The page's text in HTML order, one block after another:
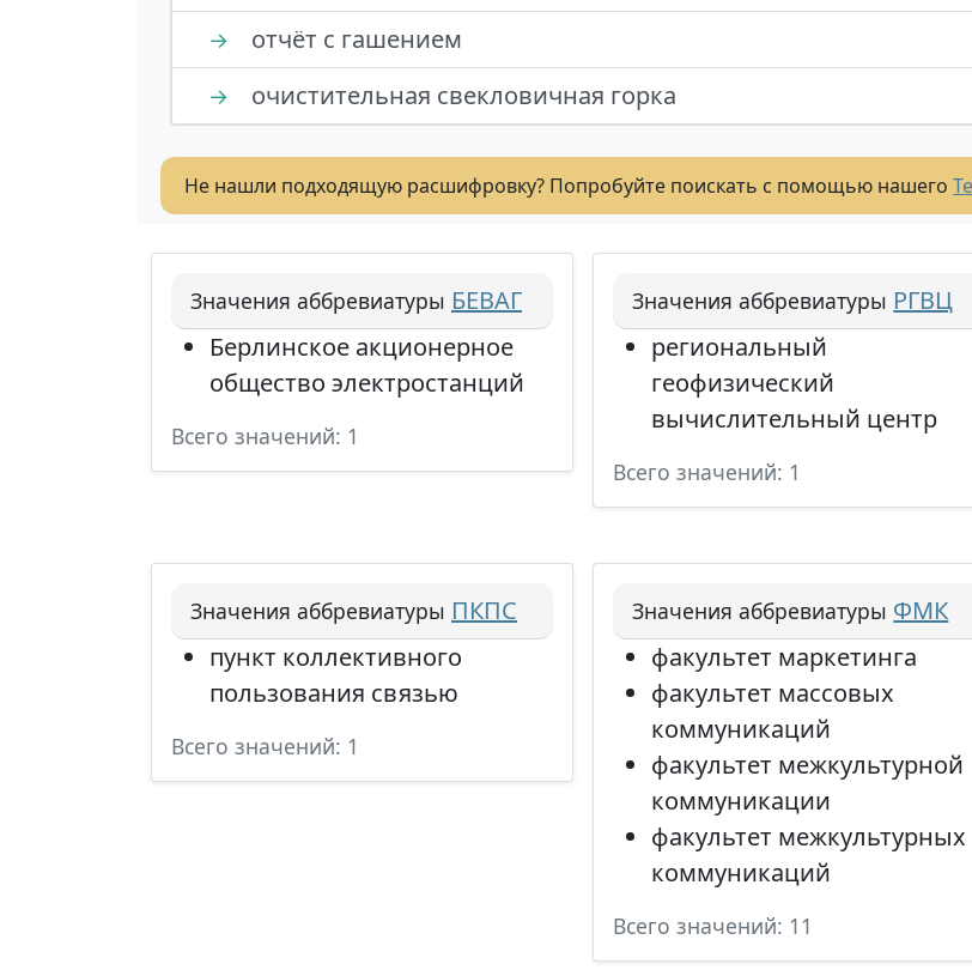
→ отчёт с гашением
→ очистительная свекловичная горка
Не нашли подходящую расшифровку? Попробуйте поискать с помощью нашего
Значения аббревиатуры БЕВАГ
Берлинское акционерное
общество электростанций
Всего значений: 1
Значения аббревиатуры РГВЦ
региональный
геофизический
вычислительный центр
Всего значений: 1
Значения аббревиатуры ПКПС
пункт коллективного
пользования связью
Всего значений: 1
Значения аббревиатуры ФМК
факультет маркетинга
факультет массовых
коммуникаций
факультет межкультурной
коммуникации
факультет межкультурных
коммуникаций
Всего значений: 11